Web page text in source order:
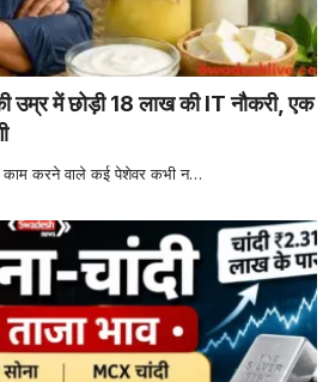
में छोड़ी 18 लाख की IT नौकरी, एक
करने वाले कई पेशेवर कभी न…